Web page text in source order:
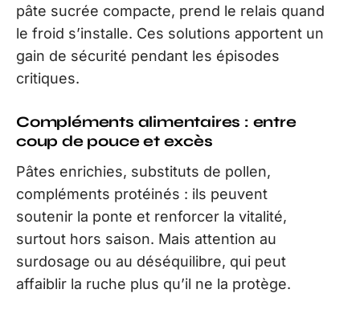
pâte sucrée compacte, prend le relais quand
le froid s’installe. Ces solutions apportent un
gain de sécurité pendant les épisodes
critiques.
Compléments alimentaires : entre
coup de pouce et excès
Pâtes enrichies, substituts de pollen,
compléments protéinés : ils peuvent
soutenir la ponte et renforcer la vitalité,
surtout hors saison. Mais attention au
surdosage ou au déséquilibre, qui peut
affaiblir la ruche plus qu’il ne la protège.